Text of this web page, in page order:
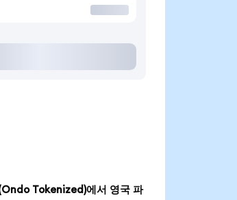
Tokenized)에서 영국 파